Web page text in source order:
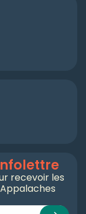
recevoir les